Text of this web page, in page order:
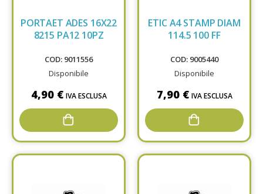
PORTAET ADES 16X22
8215 PA12 10PZ
COD: 9011556
Disponibile
4,90 € IVA ESCLUSA
ETIC A4 STAMP DIAM
114.5 100 FF
COD: 9005440
Disponibile
7,90 € IVA ESCLUSA